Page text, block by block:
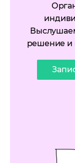
решение и